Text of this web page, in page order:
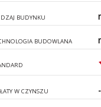
BUDYNKU
BUDOWLANA
W CZYNSZU -